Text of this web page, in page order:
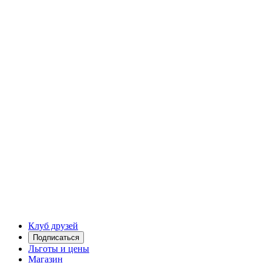
Клуб друзей
Подписаться
Льготы и цены
Магазин